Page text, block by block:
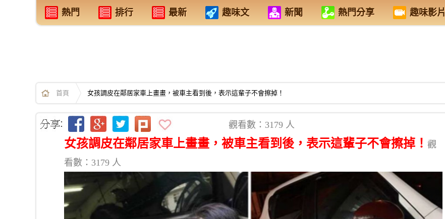
熱門 排行 最新 趣味文 新聞 熱門分享 趣味影片
首頁 女孩調皮在鄰居家車上畫畫，被車主看到後，表示這輩子不會擦掉！
觀看數：3179 人
女孩調皮在鄰居家車上畫畫，被車主看到後，表示這輩子不會擦掉！ 觀
看數：3179 人